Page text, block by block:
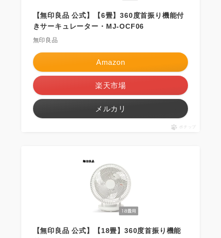
【無印良品 公式】【6畳】360度首振り機能付
きサーキュレーター・MJ-OCF06
無印良品
Amazon
楽天市場
メルカリ
ポチップ
【無印良品 公式】【18畳】360度首振り機能